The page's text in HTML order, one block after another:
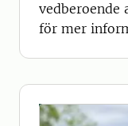
vedberoende
för mer